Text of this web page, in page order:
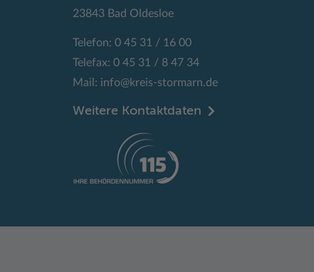
23843 Bad Oldesloe
Telefon: 0 45 31 / 16 00
Telefax: 0 45 31 / 8 47 34
Mail: info@kreis-stormarn.de
Weitere Kontaktdaten